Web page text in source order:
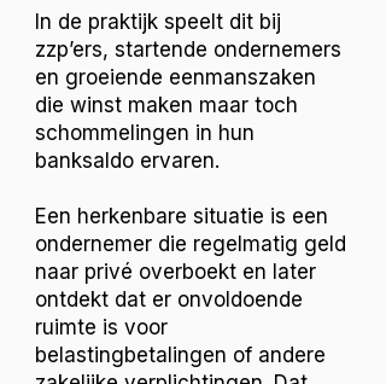
In de praktijk speelt dit bij
zzp’ers, startende ondernemers
en groeiende eenmanszaken
die winst maken maar toch
schommelingen in hun
banksaldo ervaren.
Een herkenbare situatie is een
ondernemer die regelmatig geld
naar privé overboekt en later
ontdekt dat er onvoldoende
ruimte is voor
belastingbetalingen of andere